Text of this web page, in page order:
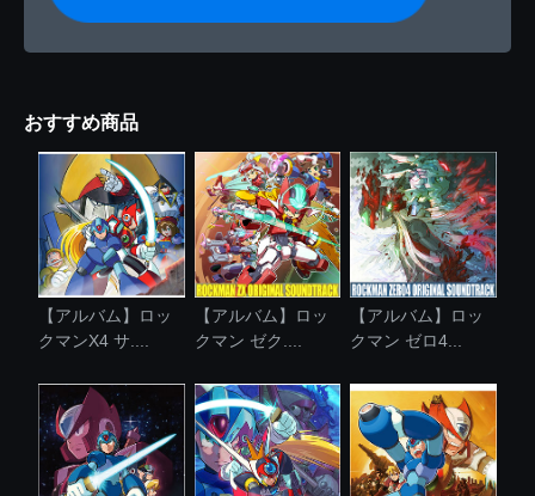
おすすめ商品
【アルバム】ロッ
クマンX4 サ....
【アルバム】ロッ
クマン ゼク....
【アルバム】ロッ
クマン ゼロ4...